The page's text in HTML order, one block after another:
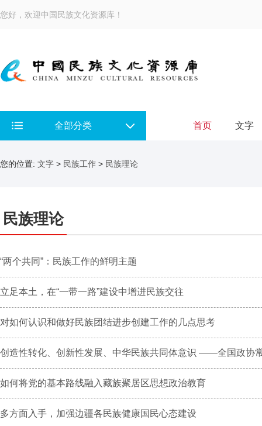
您好，欢迎中国民族文化资源库！
全部分类 首页 文字
您的位置: 文字 > 民族工作 > 民族理论
民族理论
“两个共同”：民族工作的鲜明主题
立足本土，在“一带一路”建设中增进民族交往
对如何认识和做好民族团结进步创建工作的几点思考
创造性转化、创新性发展、中华民族共同体意识 ——全国政协
如何将党的基本路线融入藏族聚居区思想政治教育
多方面入手，加强边疆各民族健康国民心态建设